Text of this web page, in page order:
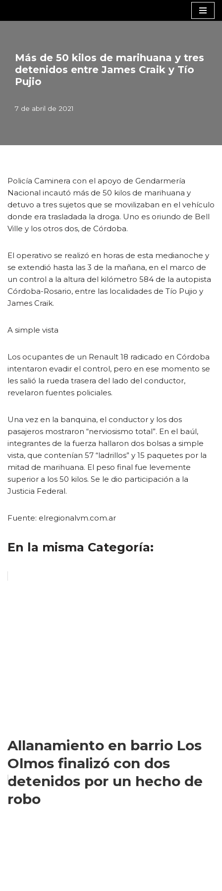
Más de 50 kilos de marihuana y tres
detenidos entre James Craik y Tío
Pujio
7 de abril de 2021
Policía Caminera con el apoyo de Gendarmería
Nacional incautó más de 50 kilos de marihuana y
detuvo a tres sujetos que se movilizaban en el vehículo
donde era trasladada la droga. Uno es oriundo de Bell
Ville y los otros dos, de Córdoba.
El operativo se realizó en horas de esta medianoche y
se extendió hasta las 3 de la mañana, en el marco de
un control a la altura del kilómetro 584 de la autopista
Córdoba-Rosario, entre las localidades de Tío Pujio y
James Craik.
A simple vista
Los ocupantes de un Renault 18 radicado en Córdoba
intentaron evadir el control, pero en ese momento se
les salió la rueda trasera del lado del conductor,
revelaron fuentes policiales.
Una vez en la banquina, el conductor y los dos
pasajeros mostraron “nerviosismo total”. En el baúl,
integrantes de la fuerza hallaron dos bolsas a simple
vista, que contenían 57 “ladrillos” y 15 paquetes por la
mitad de marihuana. El peso final fue levemente
superior a los 50 kilos. Se le dio participación a la
Justicia Federal.
Fuente: elregionalvm.com.ar
En la misma Categoría:
Allanamiento en barrio Los
Olmos finalizó con dos
detenidos por un hecho de
robo